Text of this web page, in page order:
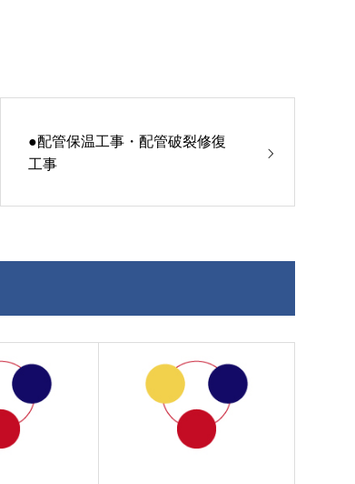
●配管保温工事・配管破裂修復
工事